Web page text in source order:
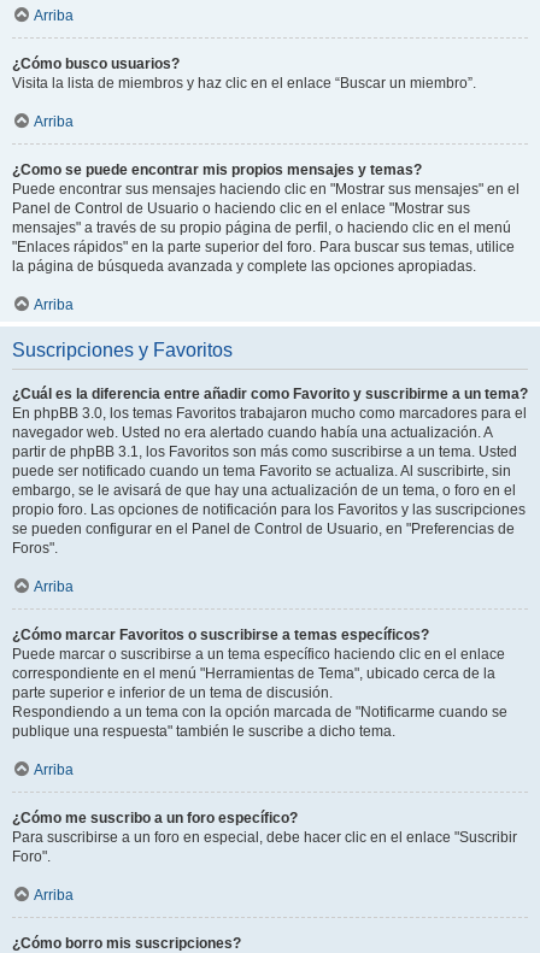
Arriba
¿Cómo busco usuarios?
Visita la lista de miembros y haz clic en el enlace “Buscar un miembro”.
Arriba
¿Como se puede encontrar mis propios mensajes y temas?
Puede encontrar sus mensajes haciendo clic en "Mostrar sus mensajes" en el
Panel de Control de Usuario o haciendo clic en el enlace "Mostrar sus
mensajes" a través de su propio página de perfil, o haciendo clic en el menú
"Enlaces rápidos" en la parte superior del foro. Para buscar sus temas, utilice
la página de búsqueda avanzada y complete las opciones apropiadas.
Arriba
Suscripciones y Favoritos
¿Cuál es la diferencia entre añadir como Favorito y suscribirme a un tema?
En phpBB 3.0, los temas Favoritos trabajaron mucho como marcadores para el
navegador web. Usted no era alertado cuando había una actualización. A
partir de phpBB 3.1, los Favoritos son más como suscribirse a un tema. Usted
puede ser notificado cuando un tema Favorito se actualiza. Al suscribirte, sin
embargo, se le avisará de que hay una actualización de un tema, o foro en el
propio foro. Las opciones de notificación para los Favoritos y las suscripciones
se pueden configurar en el Panel de Control de Usuario, en "Preferencias de
Foros".
Arriba
¿Cómo marcar Favoritos o suscribirse a temas específicos?
Puede marcar o suscribirse a un tema específico haciendo clic en el enlace
correspondiente en el menú "Herramientas de Tema", ubicado cerca de la
parte superior e inferior de un tema de discusión.
Respondiendo a un tema con la opción marcada de "Notificarme cuando se
publique una respuesta" también le suscribe a dicho tema.
Arriba
¿Cómo me suscribo a un foro específico?
Para suscribirse a un foro en especial, debe hacer clic en el enlace "Suscribir
Foro".
Arriba
¿Cómo borro mis suscripciones?